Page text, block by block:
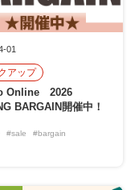
01
アップ
Online 2026
BARGAIN開催中！
#sale #bargain